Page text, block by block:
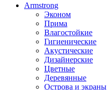
Armstrong
Эконом
Прима
Влагостойкие
Гигиенические
Акустические
Дизайнерские
Цветные
Деревянные
Острова и экраны